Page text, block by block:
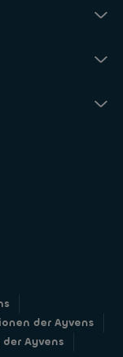
der Ayvens
Ayvens